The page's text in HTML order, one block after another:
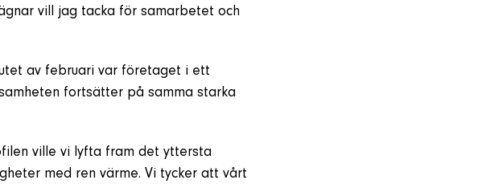
vill jag tacka för samarbetet och
av februari var företaget i ett
fortsätter på samma starka
ville vi lyfta fram det yttersta
med ren värme. Vi tycker att vårt